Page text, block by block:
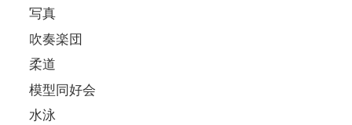
写真
吹奏楽団
柔道
模型同好会
水泳